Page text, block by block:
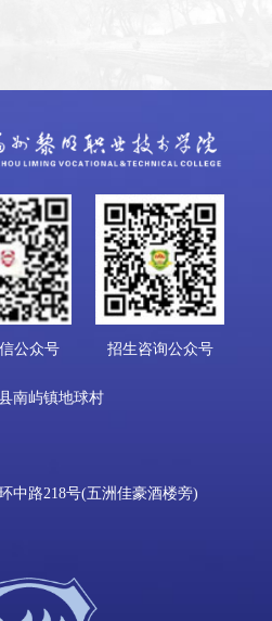
公众号 招生咨询公众号
南屿镇地球村
中路218号(五洲佳豪酒楼旁)